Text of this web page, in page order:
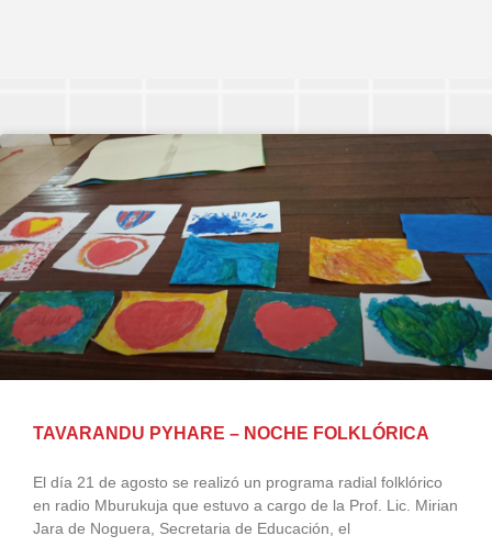
TAVARANDU PYHARE – NOCHE FOLKLÓRICA
El día 21 de agosto se realizó un programa radial folklórico
en radio Mburukuja que estuvo a cargo de la Prof. Lic. Mirian
Jara de Noguera, Secretaria de Educación, el